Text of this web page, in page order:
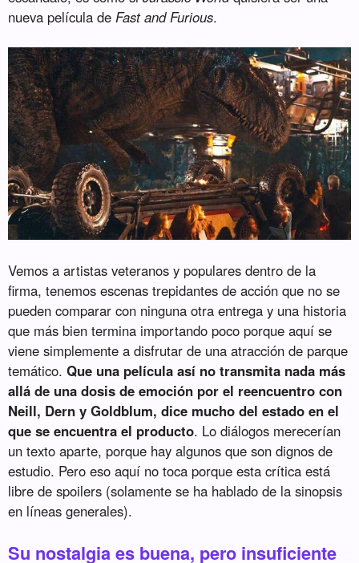
nueva película deFast and Furious.
Vemos a artistas veteranos y populares dentro de la
firma, tenemos escenas trepidantes de acción que no se
pueden comparar con ninguna otra entrega y una historia
que más bien termina importando poco porque aquí se
viene simplemente a disfrutar de una atracción de parque
temático.Que una película así no transmita nada más
allá de una dosis de emoción por el reencuentro con
Neill, Dern y Goldblum, dice mucho del estado en el
que se encuentra el producto. Lo diálogos merecerían
un texto aparte, porque hay algunos que son dignos de
estudio. Pero eso aquí no toca porque esta crítica está
libre de spoilers (solamente se ha hablado de la sinopsis
en líneas generales).
Su nostalgia es buena, pero insuficiente